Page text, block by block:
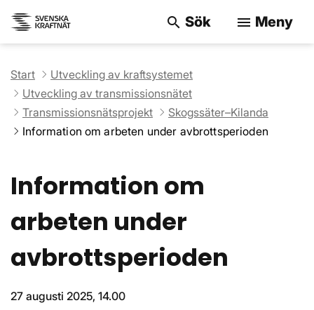
search Sök menu Meny
Start
Utveckling av kraftsystemet
Utveckling av transmissionsnätet
Transmissionsnätsprojekt
Skogssäter–Kilanda
Information om arbeten under avbrottsperioden
Information om
arbeten under
avbrottsperioden
27 augusti 2025, 14.00